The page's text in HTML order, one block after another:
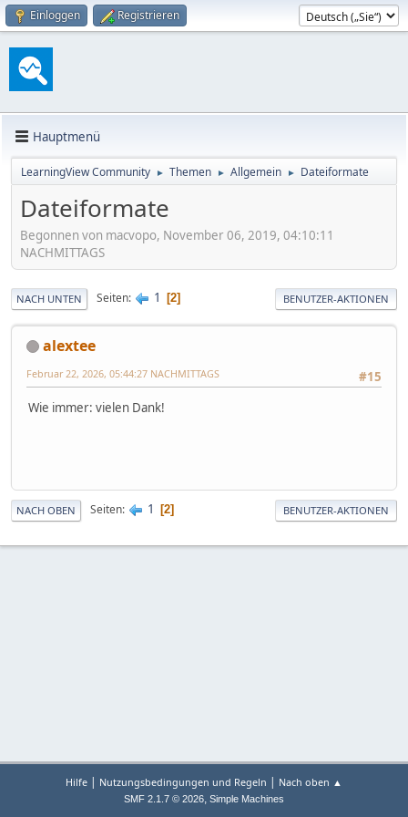
Einloggen Registrieren
Hauptmenü
LearningView Community ► Themen ► Allgemein ► Dateiformate
Dateiformate
Begonnen von macvopo, November 06, 2019, 04:10:11
NACHMITTAGS
NACH UNTEN Seiten 1 2 BENUTZER-AKTIONEN
alextee
#15
Februar 22, 2026, 05:44:27 NACHMITTAGS
Wie immer: vielen Dank!
NACH OBEN Seiten 1 2 BENUTZER-AKTIONEN
Hilfe | Nutzungsbedingungen und Regeln | Nach oben ▲
SMF 2.1.7 © 2026, Simple Machines